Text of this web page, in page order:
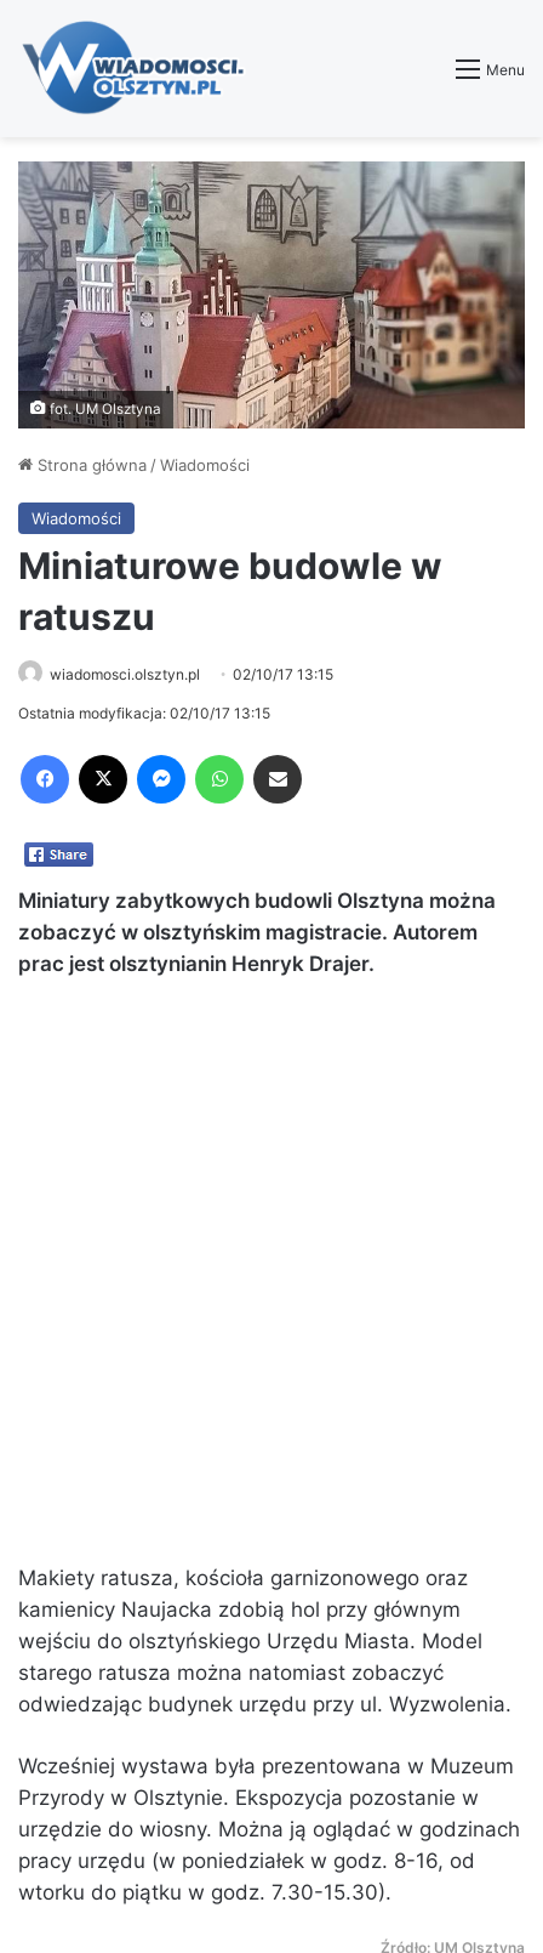
Menu
fot. UM Olsztyna
Strona główna /Wiadomości
Wiadomości
Miniaturowe budowle w
ratuszu
wiadomosci.olsztyn.pl 02/10/17 13:15
Ostatnia modyfikacja: 02/10/17 13:15
Miniatury zabytkowych budowli Olsztyna można
zobaczyć w olsztyńskim magistracie. Autorem
prac jest olsztynianin Henryk Drajer.
Makiety ratusza, kościoła garnizonowego oraz
kamienicy Naujacka zdobią hol przy głównym
wejściu do olsztyńskiego Urzędu Miasta. Model
starego ratusza można natomiast zobaczyć
odwiedzając budynek urzędu przy ul. Wyzwolenia.
Wcześniej wystawa była prezentowana w Muzeum
Przyrody w Olsztynie. Ekspozycja pozostanie w
urzędzie do wiosny. Można ją oglądać w godzinach
pracy urzędu (w poniedziałek w godz. 8-16, od
wtorku do piątku w godz. 7.30-15.30).
Źródło: UM Olsztyna